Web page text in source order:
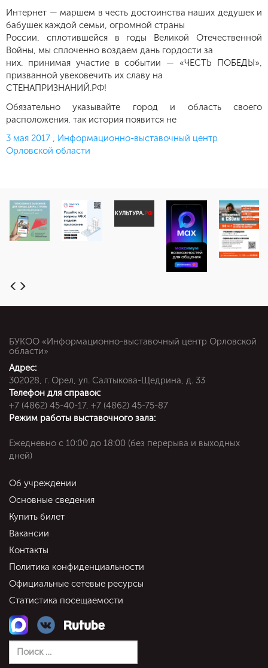
Интернет — маршем в честь достоинства наших дедушек и
бабушек каждой семьи, огромной страны
России, сплотившейся в годы Великой Отечественной
Войны, мы сплоченно воздаем дань гордости за
них. принимая участие в событии — «ЧЕСТЬ ПОБЕДЫ»,
призванной увековечить их славу на
СТЕНАПРИЗНАНИЙ.РФ!
Обязательно указывайте город и область своего
расположения, так история появится не
Опубликовано
3 мая 2017 , Информационно-выставочный центр
Орловской области
БУКОО «Информационно-выставочный центр Орловской
области»
Адрес:
302028, г. Орел, ул. Салтыкова-Щедрина, д. 33
Телефон для справок:
+7 (4862) 45-40-17, +7 (4862) 45-75-87
Режим работы выставочного зала:
Ежедневно c 10:00 до 18:00 (без перерыва и выходных
дней)
Об учреждении
Основные сведения
Купить билет
Вакансии
Контакты
Политика конфиденциальности
Официальные сетевые ресурсы
Статистика посещаемости